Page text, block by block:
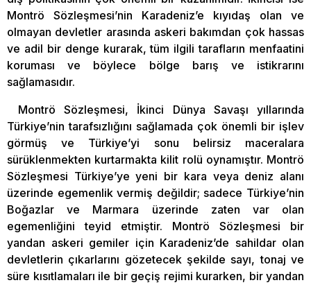
Montrö Sözleşmesi’nin Karadeniz’e kıyıdaş olan ve
olmayan devletler arasında askeri bakımdan çok hassas
ve adil bir denge kurarak, tüm ilgili tarafların menfaatini
koruması ve böylece bölge barış ve istikrarını
sağlamasıdır.
Montrö Sözleşmesi, İkinci Dünya Savaşı yıllarında
Türkiye’nin tarafsızlığını sağlamada çok önemli bir işlev
görmüş ve Türkiye’yi sonu belirsiz maceralara
sürüklenmekten kurtarmakta kilit rolü oynamıştır. Montrö
Sözleşmesi Türkiye’ye yeni bir kara veya deniz alanı
üzerinde egemenlik vermiş değildir; sadece Türkiye’nin
Boğazlar ve Marmara üzerinde zaten var olan
egemenliğini teyid etmiştir. Montrö Sözleşmesi bir
yandan askeri gemiler için Karadeniz’de sahildar olan
devletlerin çıkarlarını gözetecek şekilde sayı, tonaj ve
süre kısıtlamaları ile bir geçiş rejimi kurarken, bir yandan